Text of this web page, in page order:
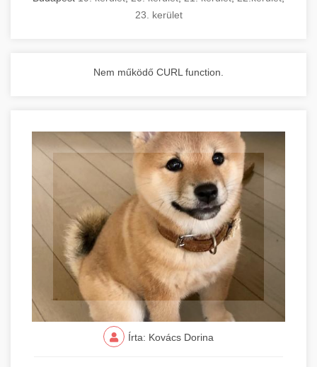
23. kerület
Nem működő CURL function.
Írta: Kovács Dorina